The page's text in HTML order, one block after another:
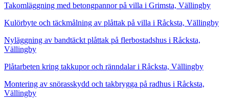
Takomläggning med betongpannor på villa i Grimsta, Vällingby
Kulörbyte och täckmålning av plåttak på villa i Råcksta, Vällingby
Nyläggning av bandtäckt plåttak på flerbostadshus i Råcksta,
Vällingby
Plåtarbeten kring takkupor och ränndalar i Råcksta, Vällingby
Montering av snörasskydd och takbrygga på radhus i Råcksta,
Vällingby